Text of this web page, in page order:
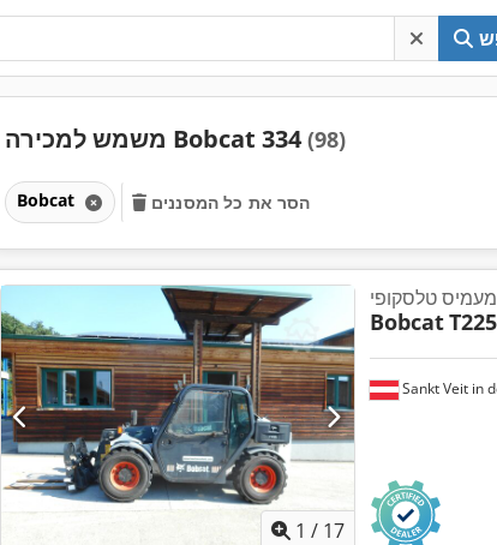
משמש למכירה Bobcat 334 (98)
Bobcat הסר את כל המסננים
1 / 17
Sankt Veit in
מעמיס טלסקופי
Bobcat